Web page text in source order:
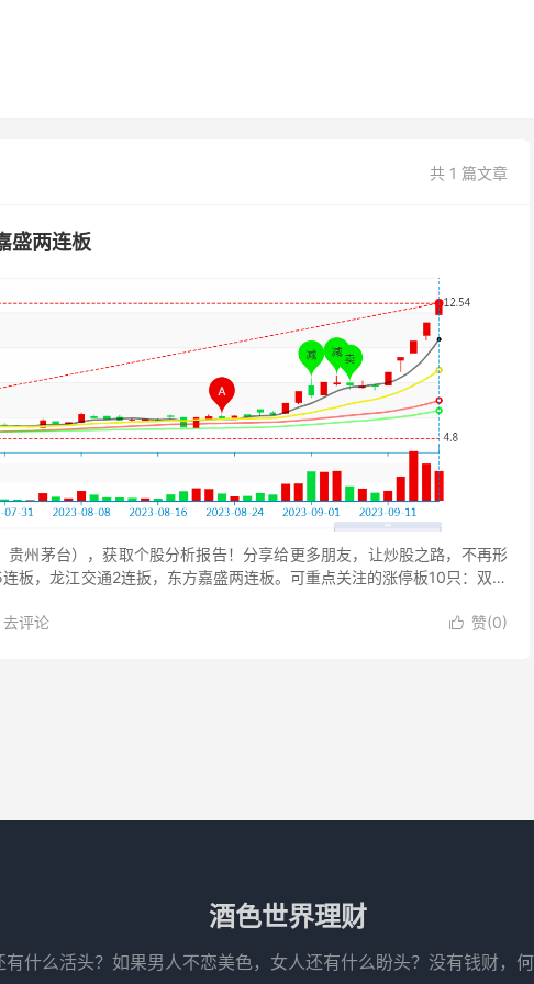
共 1 篇文章
盛两连板
州茅台），获取个股分析报告！分享给更多朋友，让炒股之路，不再形
板，龙江交通2连扳，东方嘉盛两连板。可重点关注的涨停板10只：双成
 赞(0)
去评论
酒色世界理财
什么活头？如果男人不恋美色，女人还有什么盼头？没有钱财，